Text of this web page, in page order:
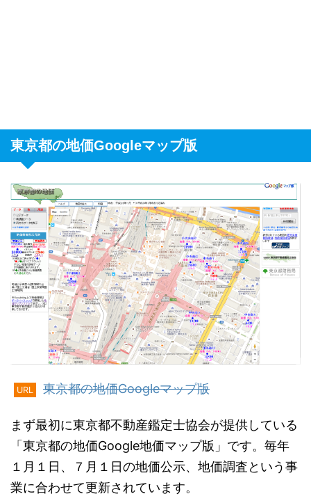
東京都の地価Googleマップ版
URL 東京都の地価Googleマップ版
まず最初に東京都不動産鑑定士協会が提供している
「東京都の地価Google地価マップ版」です。毎年
１月１日、７月１日の地価公示、地価調査という事
業に合わせて更新されています。